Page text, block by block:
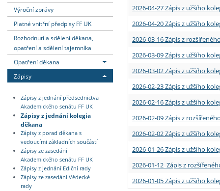
Absolventi fakulty
Vyjíždějící zaměstnanci
Výroční zprávy
Platné vnitřní předpisy FF UK
Rozhodnutí a sdělení děkana,
opatření a sdělení tajemníka
Opatření děkana
Zápisy
Zápisy z jednání předsednictva
Akademického senátu FF UK
Zápisy z jednání kolegia
děkana
Zápisy z porad děkana s
vedoucími základních součástí
Zápisy ze zasedání
Akademického senátu FF UK
Zápisy z jednání Ediční rady
Zápisy ze zasedání Vědecké
rady
2026-04-27 Zápis z užšího
2026-04-20 Zápis z užšího
2026-03-16 Zápis z
2026-03-09 Zápis z užšího
2026-03-02 Zápis z užšího
2026-02-23 Zápis z užšího
2026-02-16 Zápis z užšího
2026-02-09 Zápis z
2026-02-02 Zápis z užšího
2026-01-26 Zápis z užšího
2026-01-12 Zápis z
2026-01-05 Zápis z užšího